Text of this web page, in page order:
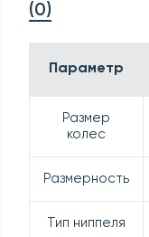
(0)
Параметр
Размер
колес
Размерность
Тип ниппеля